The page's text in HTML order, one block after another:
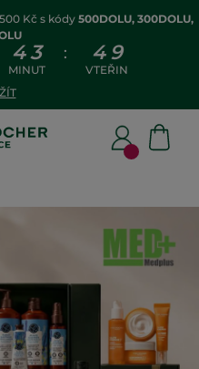
Kč s kódy 500DOLU, 300DOLU,
43
MINUT
: 4 9
VTEŘIN